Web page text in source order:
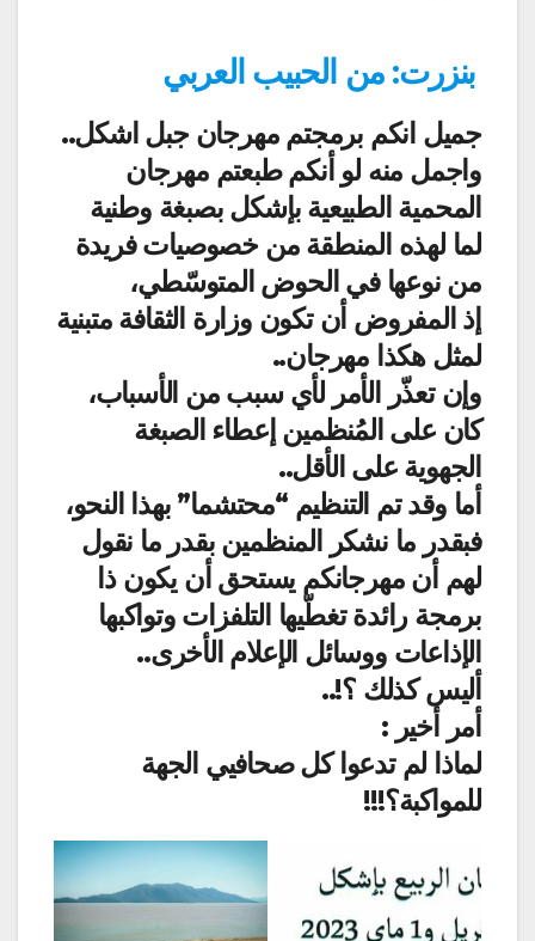
بنزرت: من الحبيب العربي
جميل انكم برمجتم مهرجان جبل اشكل..
واجمل منه لو أنكم طبعتم مهرجان
المحمية الطبيعية بإشكل بصبغة وطنية
لما لهذه المنطقة من خصوصيات فريدة
من نوعها في الحوض المتوسّطي،
إذ المفروض أن تكون وزارة الثقافة متبنية
لمثل هكذا مهرجان..
وإن تعذّر الأمر لأي سبب من الأسباب،
كان على المُنظمين إعطاء الصبغة
الجهوية على الأقل..
أما وقد تم التنظيم “محتشما” بهذا النحو،
فبقدر ما نشكر المنظمين بقدر ما نقول
لهم أن مهرجانكم يستحق أن يكون ذا
برمجة رائدة تغطّيها التلفزات وتواكبها
الإذاعات ووسائل الإعلام الأخرى..
أليس كذلك ؟!..
أمر أخير :
لماذا لم تدعوا كل صحافيي الجهة
للمواكبة؟!!!